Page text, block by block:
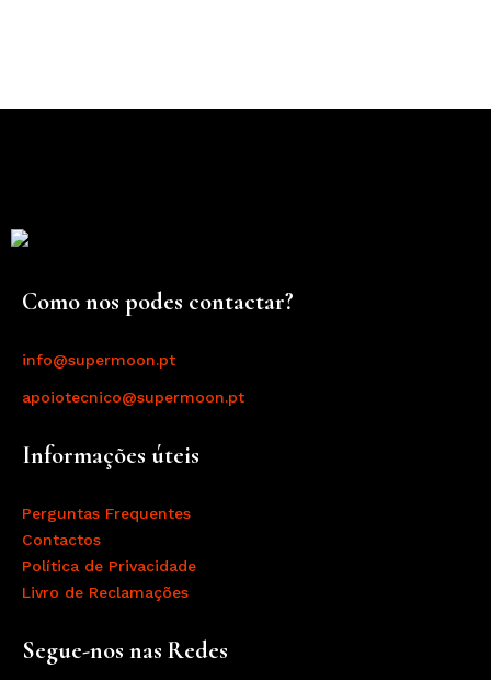
Como nos podes contactar?
info@supermoon.pt
apoiotecnico@supermoon.pt
Informações úteis
Perguntas Frequentes
Contactos
Política de Privacidade
Livro de Reclamações
Segue-nos nas Redes